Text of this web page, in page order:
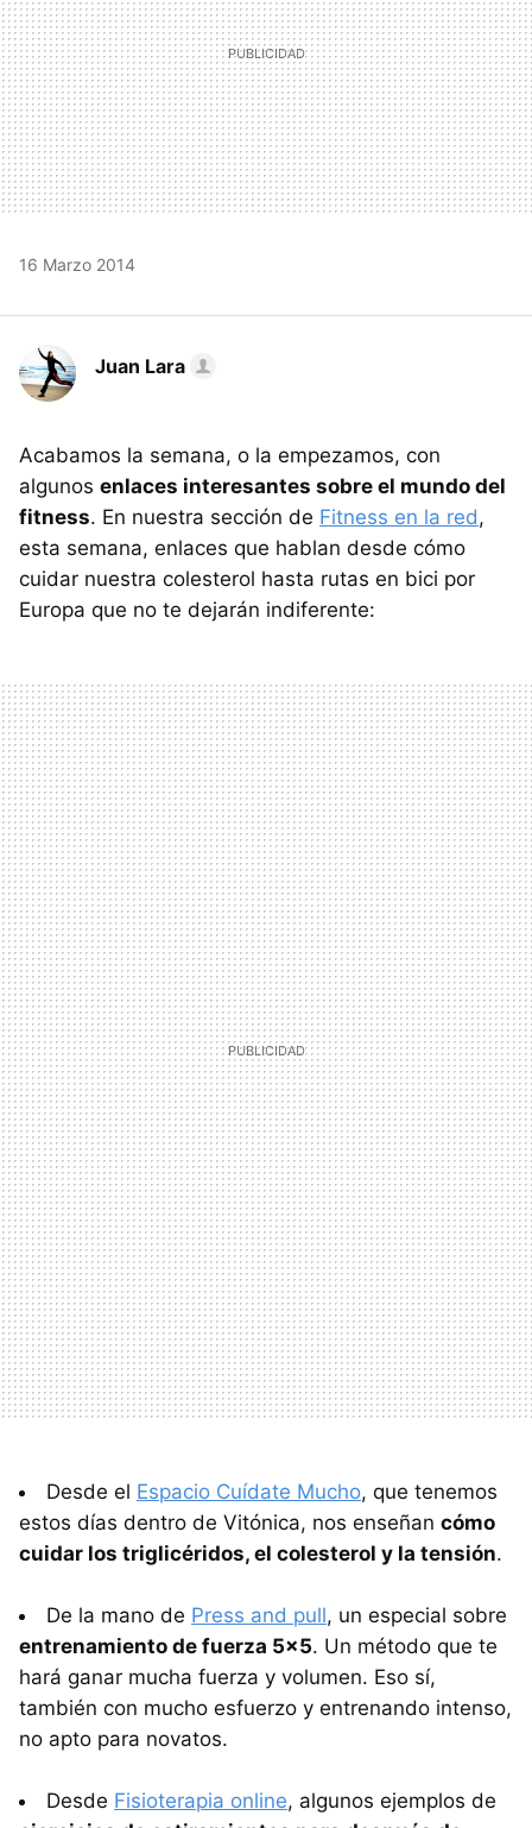
16 Marzo 2014
Juan Lara
Acabamos la semana, o la empezamos, con
algunos enlaces interesantes sobre el mundo del
fitness. En nuestra sección de Fitness en la red,
esta semana, enlaces que hablan desde cómo
cuidar nuestra colesterol hasta rutas en bici por
Europa que no te dejarán indiferente:
Desde el Espacio Cuídate Mucho, que tenemos
estos días dentro de Vitónica, nos enseñan cómo
cuidar los triglicéridos, el colesterol y la tensión.
De la mano de Press and pull, un especial sobre
entrenamiento de fuerza 5x5. Un método que te
hará ganar mucha fuerza y volumen. Eso sí,
también con mucho esfuerzo y entrenando intenso,
no apto para novatos.
Desde Fisioterapia online, algunos ejemplos de